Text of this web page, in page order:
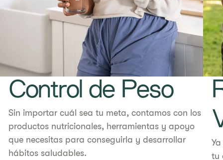
Control de Peso
​​Sin importar cuál sea tu meta, contamos con los
productos nutricionales, herramientas y apoyo
que necesitas para conseguirla y desarrollar
hábitos saludables.
tu